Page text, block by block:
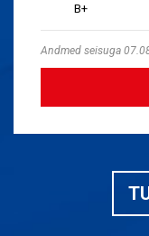
B+
Andmed seisuga